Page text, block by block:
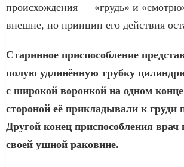
происхождения — «грудь» и
внешне, но принцип его действия
Старинное приспособление
полую удлинённую трубку
с широкой воронкой на одном
стороной её прикладывали к груди
Другой конец приспособления врач
своей ушной раковине.